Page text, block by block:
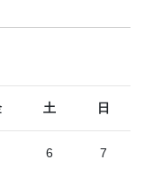
土 日
6 7